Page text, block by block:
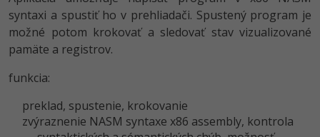
-80%
Kotlin -80%
VB.NET
syntaxi a spustiť ho v prehliadači. Spustený program je
možné potom krokovať a sledovať stav vizualizované
pamäte a registrov.
funkcia:
preklad, spustenie, krokovanie
zvýraznenie NASM syntaxe x86 assembly, kontrola